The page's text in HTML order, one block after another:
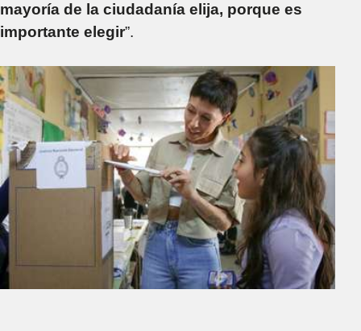
mayoría de la ciudadanía elija, porque es
importante elegir”.